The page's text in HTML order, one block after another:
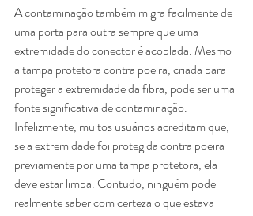
A contaminação também migra facilmente de
uma porta para outra sempre que uma
extremidade do conector é acoplada. Mesmo
a tampa protetora contra poeira, criada para
proteger a extremidade da fibra, pode ser uma
fonte significativa de contaminação.
Infelizmente, muitos usuários acreditam que,
se a extremidade foi protegida contra poeira
previamente por uma tampa protetora, ela
deve estar limpa. Contudo, ninguém pode
realmente saber com certeza o que estava